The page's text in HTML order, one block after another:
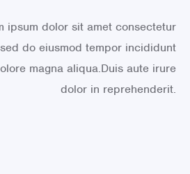
ipsum dolor sit amet consectetur
do eiusmod tempor incididunt
magna aliqua.Duis aute irure
dolor in reprehenderit.